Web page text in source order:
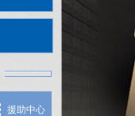
援助中心